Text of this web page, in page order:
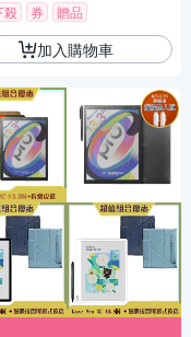
殺
券 贈品
加入購物車